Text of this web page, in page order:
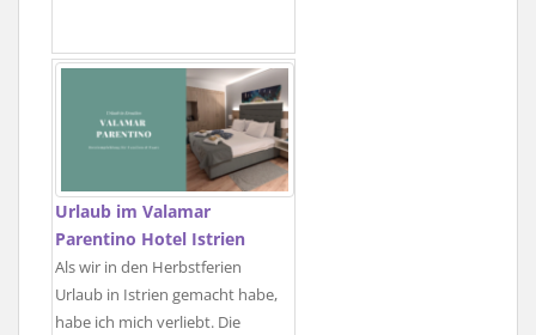
Urlaub im Valamar
Parentino Hotel Istrien
Als wir in den Herbstferien
Urlaub in Istrien gemacht habe,
habe ich mich verliebt. Die